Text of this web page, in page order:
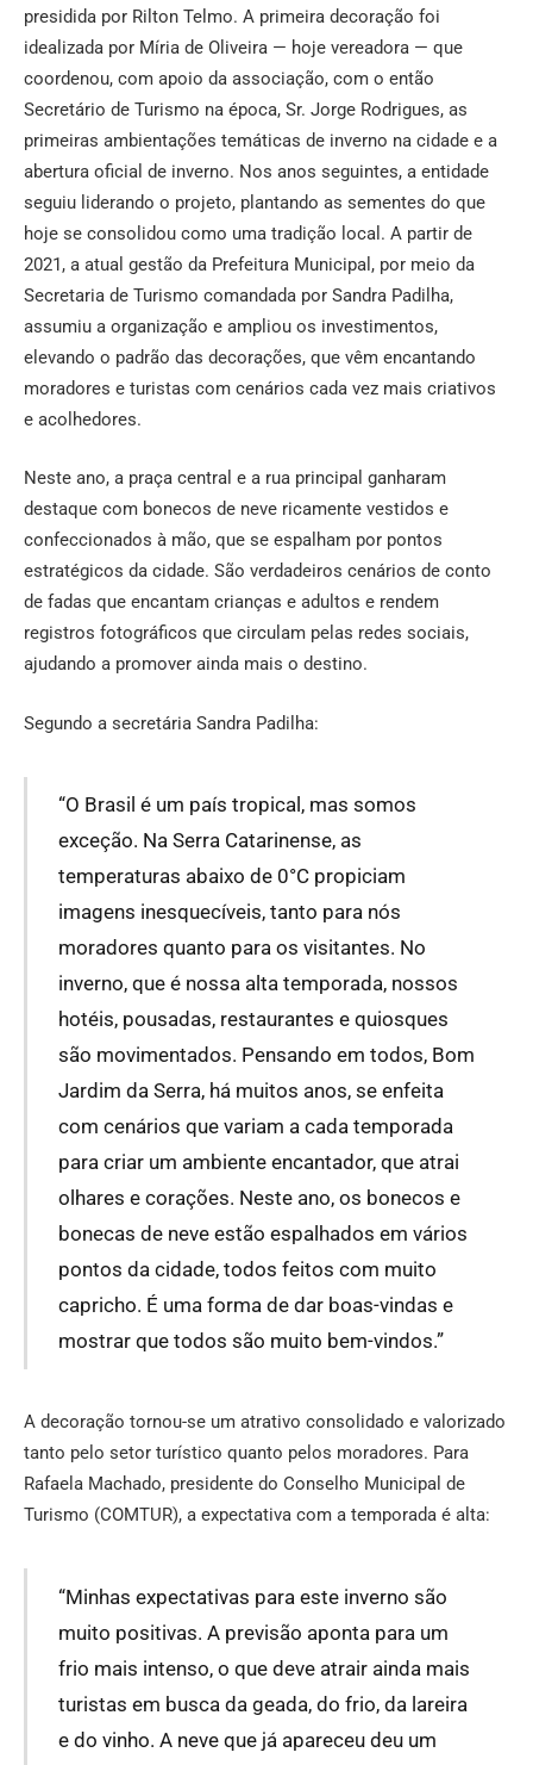
presidida por Rilton Telmo. A primeira decoração foi
idealizada por Míria de Oliveira — hoje vereadora — que
coordenou, com apoio da associação, com o então
Secretário de Turismo na época, Sr. Jorge Rodrigues, as
primeiras ambientações temáticas de inverno na cidade e a
abertura oficial de inverno. Nos anos seguintes, a entidade
seguiu liderando o projeto, plantando as sementes do que
hoje se consolidou como uma tradição local. A partir de
2021, a atual gestão da Prefeitura Municipal, por meio da
Secretaria de Turismo comandada por Sandra Padilha,
assumiu a organização e ampliou os investimentos,
elevando o padrão das decorações, que vêm encantando
moradores e turistas com cenários cada vez mais criativos
e acolhedores.
Neste ano, a praça central e a rua principal ganharam
destaque com bonecos de neve ricamente vestidos e
confeccionados à mão, que se espalham por pontos
estratégicos da cidade. São verdadeiros cenários de conto
de fadas que encantam crianças e adultos e rendem
registros fotográficos que circulam pelas redes sociais,
ajudando a promover ainda mais o destino.
Segundo a secretária Sandra Padilha:
“O Brasil é um país tropical, mas somos
exceção. Na Serra Catarinense, as
temperaturas abaixo de 0°C propiciam
imagens inesquecíveis, tanto para nós
moradores quanto para os visitantes. No
inverno, que é nossa alta temporada, nossos
hotéis, pousadas, restaurantes e quiosques
são movimentados. Pensando em todos, Bom
Jardim da Serra, há muitos anos, se enfeita
com cenários que variam a cada temporada
para criar um ambiente encantador, que atrai
olhares e corações. Neste ano, os bonecos e
bonecas de neve estão espalhados em vários
pontos da cidade, todos feitos com muito
capricho. É uma forma de dar boas-vindas e
mostrar que todos são muito bem-vindos.”
A decoração tornou-se um atrativo consolidado e valorizado
tanto pelo setor turístico quanto pelos moradores. Para
Rafaela Machado, presidente do Conselho Municipal de
Turismo (COMTUR), a expectativa com a temporada é alta:
“Minhas expectativas para este inverno são
muito positivas. A previsão aponta para um
frio mais intenso, o que deve atrair ainda mais
turistas em busca da geada, do frio, da lareira
e do vinho. A neve que já apareceu deu um